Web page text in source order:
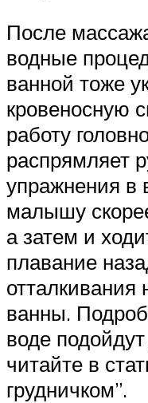
После
водные
ванной тоже
кровеносную
работу
распрямляет
упражнения в
малышу
а затем и
плавание
отталкивания
ванны.
воде
читайте в
грудничком”.